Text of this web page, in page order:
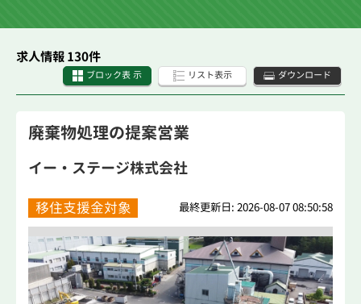
求人情報 130件
ブロック表 示 リスト表示 ダウンロード
廃棄物処理の提案営業
イー・ステージ株式会社
移住支援金対象 最終更新日: 2026-08-07 08:50:58